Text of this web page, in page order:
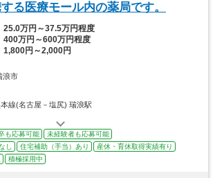
る医療モール内の薬局です。
25.0万円～37.5万円程度
400万円～600万円程度
1,800円～2,000円
浪市
本線(名古屋－塩尻) 瑞浪駅
も応募可能
未経験者も応募可能
し
住宅補助（手当）あり
産休・育休取得実績有り
積極採用中